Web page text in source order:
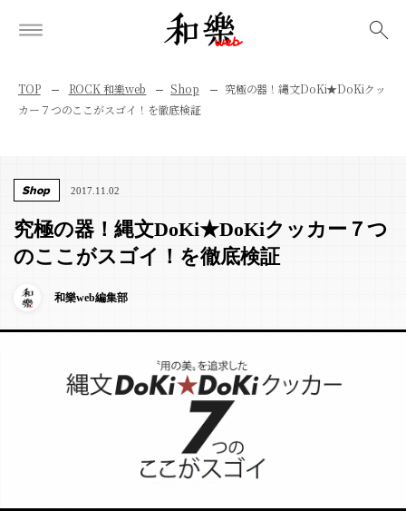
TOP ROCK 和樂web Shop
究極の器！縄文DoKi★DoKiクッ
カー７つのここがスゴイ！を徹底検証
Shop 2017.11.02
究極の器！縄文DoKi★DoKiクッカー７つ
のここがスゴイ！を徹底検証
和樂web編集部